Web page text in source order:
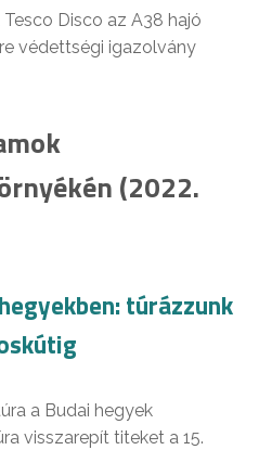
Disco az A38 hajó
védettségi igazolvány
(2022.
túrázzunk
a Budai hegyek
visszarepít titeket a 15.